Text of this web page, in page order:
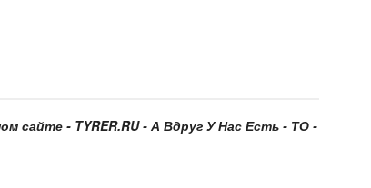
сайте - TYRER.RU - А Вдруг У Нас Есть - ТО -